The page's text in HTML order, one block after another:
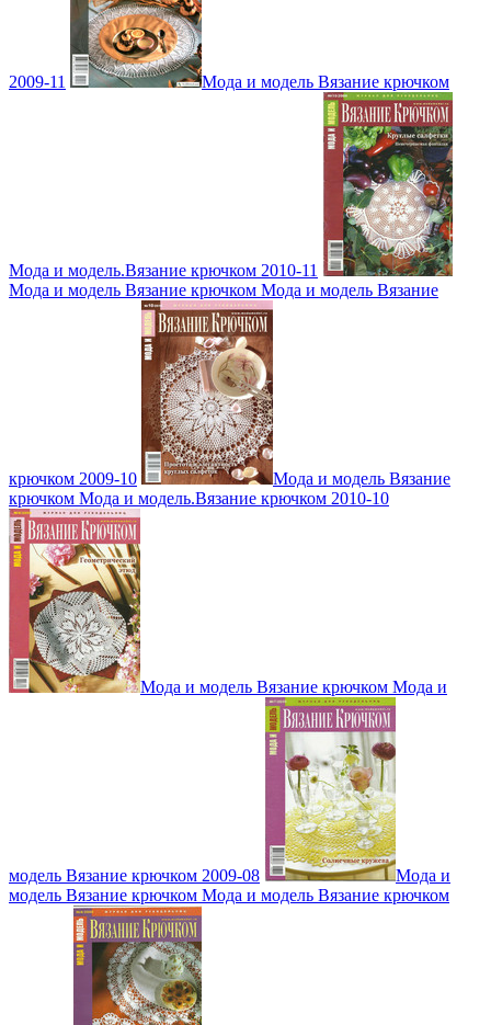
2009-11 Мода и модель Вязание крючком
Мода и модель.Вязание крючком 2010-11
Мода и модель Вязание крючком Мода и модель Вязание
крючком 2009-10
Мода и модель Вязание
крючком Мода и модель.Вязание крючком 2010-10
Мода и модель Вязание крючком Мода и
модель Вязание крючком 2009-08
Мода и
модель Вязание крючком Мода и модель Вязание крючком